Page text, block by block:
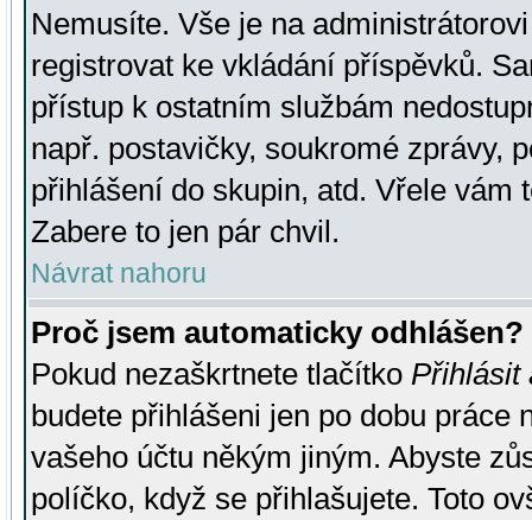
Nemusíte. Vše je na
registrovat ke vkládání příspěvků.
přístup k ostatním službám
např. postavičky, soukromé zprávy,
přihlášení do skupin, atd. Vřele vám
Zabere to jen pár chvil.
Návrat nahoru
Proč jsem automaticky odhlášen?
Pokud nezaškrtnete tlačítko Přihlásit
budete přihlášeni jen po dobu práce
vašeho účtu někým jiným. Abyste
políčko, když se přihlašujete. Toto